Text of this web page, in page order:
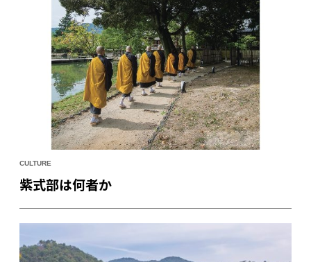
CULTURE
紫式部は何者か